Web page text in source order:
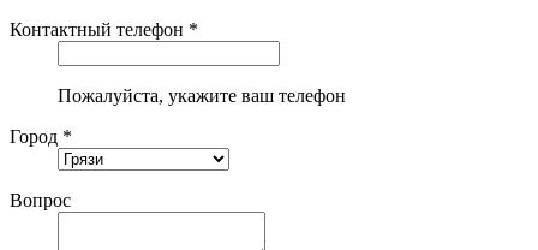
Контактный телефон *
Пожалуйста, укажите ваш телефон
Город *
Вопрос